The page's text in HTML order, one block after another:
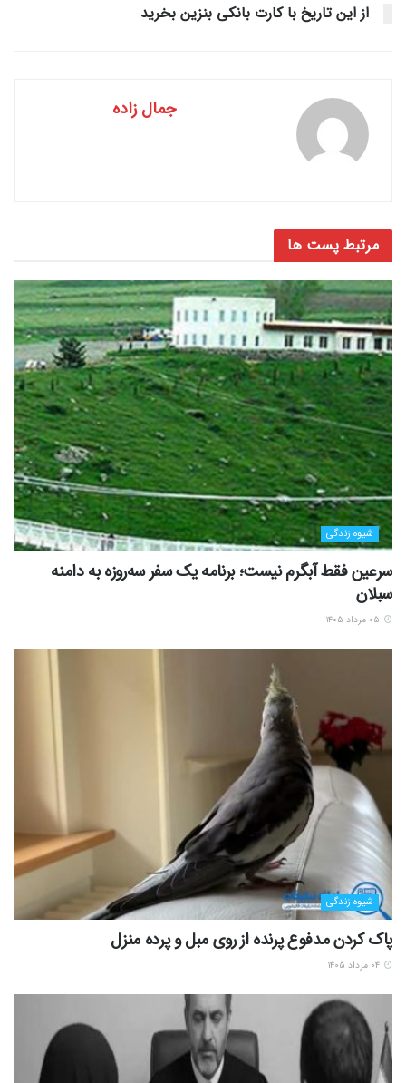
از این تاریخ با کارت بانکی بنزین بخرید
جمال زاده
مرتبط پست ها
شیوه زندگی
سرعین فقط آبگرم نیست؛ برنامه یک سفر سه‌روزه به دامنه
سبلان
شیوه زندگی
پاک کردن مدفوع پرنده از روی مبل و پرده منزل